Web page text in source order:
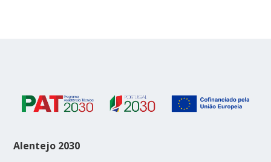
Alentejo 2030